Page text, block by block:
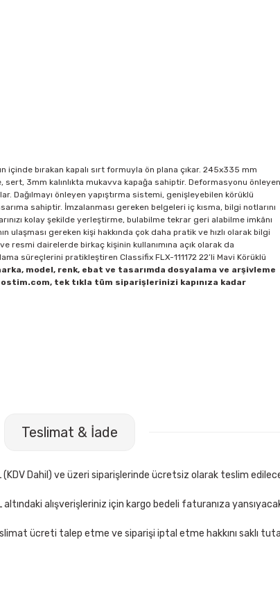
içinde bırakan kapalı sırt formuyla ön plana çıkar. 245x335 mm
3mm kalınlıkta mukavva kapağa sahiptir. Deformasyonu önleyen
Dağılmayı önleyen yapıştırma sistemi, genişleyebilen körüklü
sahiptir. İmzalanması gereken belgeleri iç kısma, bilgi notlarını
kolay şekilde yerleştirme, bulabilme tekrar geri alabilme imkânı
gereken kişi hakkında çok daha pratik ve hızlı olarak bilgi
resmi dairelerde birkaç kişinin kullanımına açık olarak da
süreçlerini pratikleştiren Classifix FLX-111172 22’li Mavi Körüklü
model, renk, ebat ve tasarımda dosyalama ve arşivleme
tek tıkla tüm siparişlerinizi kapınıza kadar
Teslimat & İade
Dahil) ve üzeri siparişlerinde ücretsiz olarak teslim
alışverişleriniz için kargo bedeli faturanıza
ücreti talep etme ve siparişi iptal etme hakkını saklı